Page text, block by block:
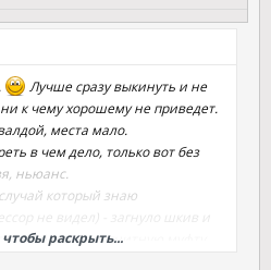
Лучше сразу выкинуть и не
к чему хорошему не приведет.
места мало.
в чем дело, только вот без
ньюанс.
который знаю
не видел) - загнуло шкив и
слов) на эл. магнитную муфту.
раскрыть...